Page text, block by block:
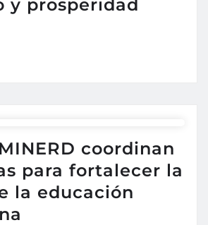
y prosperidad
coordinan
para fortalecer la
la educación